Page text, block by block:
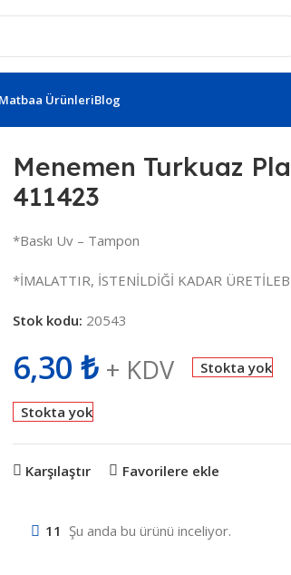
Matbaa ÜrünleriBlog
Menemen Turkuaz
411423
*Baskı Uv – Tampon
*İMALATTIR, İSTENİLDİĞİ KADAR
Stok kodu: 20543
6,30 ₺ + KDV Stokta yok
Stokta yok
Karşılaştır Favorilere ekle
11 Şu anda bu ürünü inceliyor.